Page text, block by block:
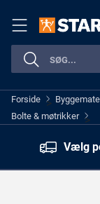
Forside >
Bolte & møtrikker >
Vælg